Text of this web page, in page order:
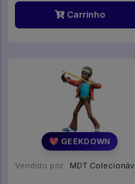
Carrinho
💖 GEEKDOWN
Vendido por: MDT Colecionáveis - DF